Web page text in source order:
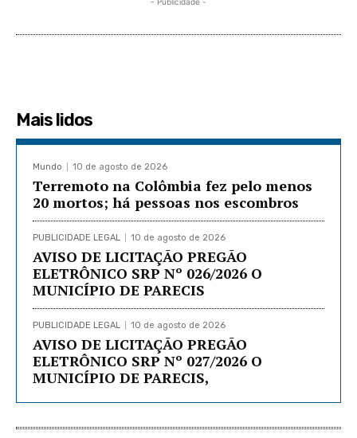
Mais lidos
Mundo 10 de agosto de 2026
Terremoto na Colômbia fez pelo menos
20 mortos; há pessoas nos escombros
PUBLICIDADE LEGAL 10 de agosto de 2026
AVISO DE LICITAÇÃO PREGÃO
ELETRÔNICO SRP Nº 026/2026 O
MUNICÍPIO DE PARECIS
PUBLICIDADE LEGAL 10 de agosto de 2026
AVISO DE LICITAÇÃO PREGÃO
ELETRÔNICO SRP Nº 027/2026 O
MUNICÍPIO DE PARECIS,